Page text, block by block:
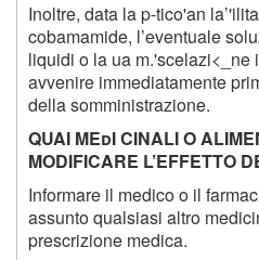
Inoltre, data la p-tico'an
cobamamide, l’eventuale
liquidi o la ua m.'scelazi<_ne
avvenire immediatamente
della somministrazione.
QUAI MEdI CINALI O
MODIFICARE L’EFFETTO
Informare il medico o il
assunto qualsiasi altro
prescrizione medica.